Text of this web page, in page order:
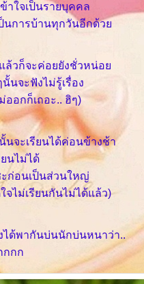
าใจเป็นรายบุคคล
นการบ้านทุกวันอีกด้ว
ล้วก็จะค่อยยังชั่วหน่อ
นจะฟังไม่รู้เรื่อง
อกก็เถอะ.. ฮิๆ)
จะเรียนได้ค่อนข้างช้า
นไม่ได้
ะก่อนเป็นส่วนใหญ่
จไม่เรียนกันไม่ได้แล้ว)
ได้พากันบ่นนักบ่นหนาว่า..
กกก